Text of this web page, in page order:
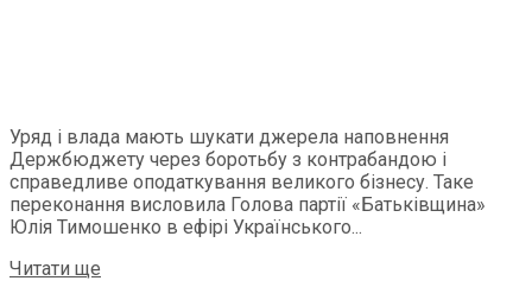
Уряд і влада мають шукати джерела наповнення
Держбюджету через боротьбу з контрабандою і
справедливе оподаткування великого бізнесу. Таке
переконання висловила Голова партії «Батьківщина»
Юлія Тимошенко в ефірі Українського...
Читати ще